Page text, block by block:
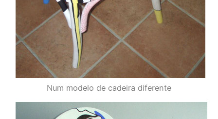
Num modelo de cadeira diferente